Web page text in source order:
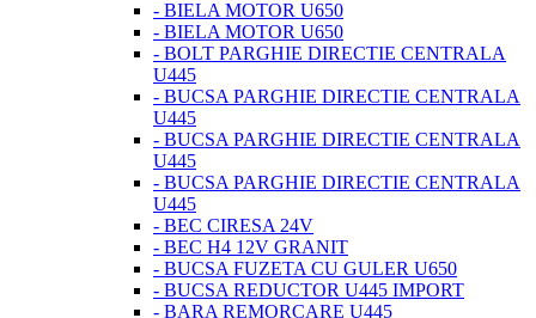
- BIELA MOTOR U650
- BIELA MOTOR U650
- BOLT PARGHIE DIRECTIE CENTRALA
U445
- BUCSA PARGHIE DIRECTIE CENTRALA
U445
- BUCSA PARGHIE DIRECTIE CENTRALA
U445
- BUCSA PARGHIE DIRECTIE CENTRALA
U445
- BEC CIRESA 24V
- BEC H4 12V GRANIT
- BUCSA FUZETA CU GULER U650
- BUCSA REDUCTOR U445 IMPORT
- BARA REMORCARE U445